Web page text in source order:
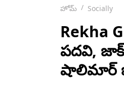
హోమ్ Socially
Rekha
పదవి, జాక్
షాలిమార్